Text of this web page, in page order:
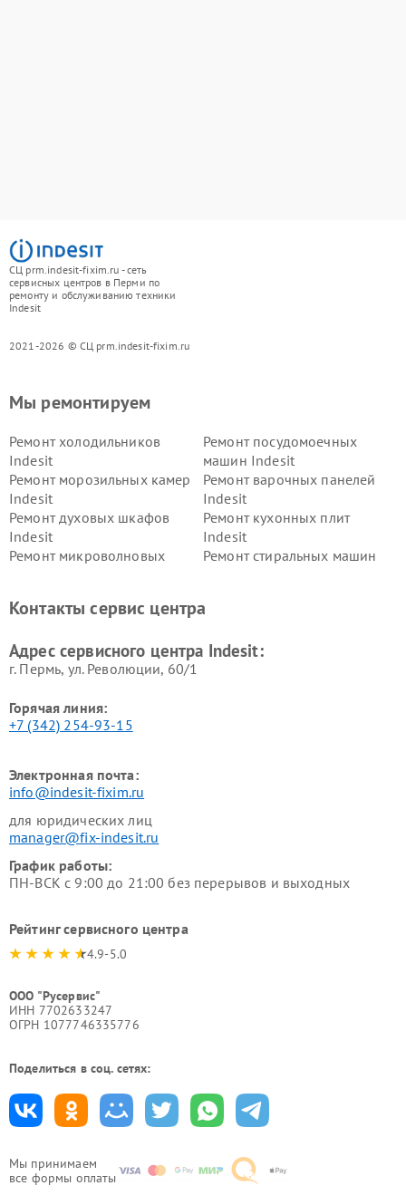
СЦ prm.indesit-fixim.ru - сеть
сервисных центров в Перми по
ремонту и обслуживанию техники
Indesit
2021-2026 © СЦ prm.indesit-fixim.ru
Мы принимаем
все формы оплаты
Мы ремонтируем
Ремонт холодильников
Indesit
Ремонт посудомоечных
машин Indesit
Ремонт морозильных камер
Indesit
Ремонт варочных панелей
Indesit
Ремонт духовых шкафов
Indesit
Ремонт кухонных плит
Indesit
Ремонт микроволновых
Ремонт стиральных машин
Indesit
Indesit
Контакты сервис центра
Адрес сервисного центра Indesit:
г. Пермь, ул. ​Революции, 60/1
Горячая линия:
+7 (342) 254-93-15
Электронная почта:
info@indesit-fixim.ru
для юридических лиц
manager@fix-indesit.ru
График работы:
ПН-ВСК с 9:00 до 21:00 без перерывов и выходных
Рейтинг сервисного центра
4.9-5.0
ООО "Русервис"
ИНН 7702633247
ОГРН 1077746335776
Поделиться в соц. сетях: